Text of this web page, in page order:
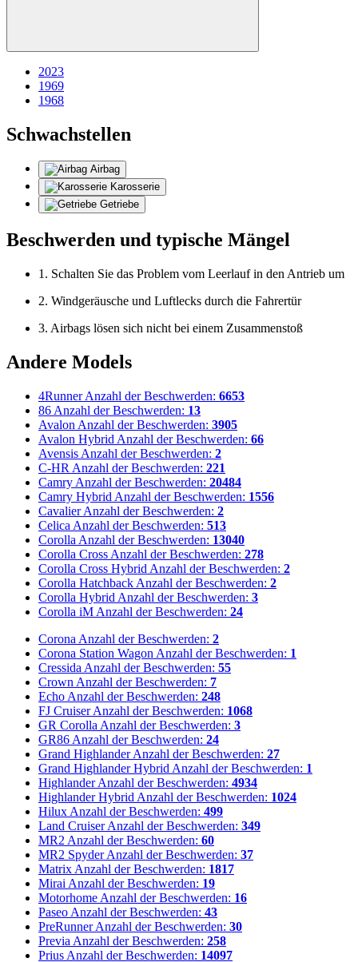
2023
1969
1968
Schwachstellen
Airbag
Karosserie
Getriebe
Beschwerden und typische Mängel
1. Schalten Sie das Problem vom Leerlauf in den Antrieb um
2. Windgeräusche und Luftlecks durch die Fahrertür
3. Airbags lösen sich nicht bei einem Zusammenstoß
Andere Models
4Runner Anzahl der Beschwerden: 6653
86 Anzahl der Beschwerden: 13
Avalon Anzahl der Beschwerden: 3905
Avalon Hybrid Anzahl der Beschwerden: 66
Avensis Anzahl der Beschwerden: 2
C-HR Anzahl der Beschwerden: 221
Camry Anzahl der Beschwerden: 20484
Camry Hybrid Anzahl der Beschwerden: 1556
Cavalier Anzahl der Beschwerden: 2
Celica Anzahl der Beschwerden: 513
Corolla Anzahl der Beschwerden: 13040
Corolla Cross Anzahl der Beschwerden: 278
Corolla Cross Hybrid Anzahl der Beschwerden: 2
Corolla Hatchback Anzahl der Beschwerden: 2
Corolla Hybrid Anzahl der Beschwerden: 3
Corolla iM Anzahl der Beschwerden: 24
Corona Anzahl der Beschwerden: 2
Corona Station Wagon Anzahl der Beschwerden: 1
Cressida Anzahl der Beschwerden: 55
Crown Anzahl der Beschwerden: 7
Echo Anzahl der Beschwerden: 248
FJ Cruiser Anzahl der Beschwerden: 1068
GR Corolla Anzahl der Beschwerden: 3
GR86 Anzahl der Beschwerden: 24
Grand Highlander Anzahl der Beschwerden: 27
Grand Highlander Hybrid Anzahl der Beschwerden: 1
Highlander Anzahl der Beschwerden: 4934
Highlander Hybrid Anzahl der Beschwerden: 1024
Hilux Anzahl der Beschwerden: 499
Land Cruiser Anzahl der Beschwerden: 349
MR2 Anzahl der Beschwerden: 60
MR2 Spyder Anzahl der Beschwerden: 37
Matrix Anzahl der Beschwerden: 1817
Mirai Anzahl der Beschwerden: 19
Motorhome Anzahl der Beschwerden: 16
Paseo Anzahl der Beschwerden: 43
PreRunner Anzahl der Beschwerden: 30
Previa Anzahl der Beschwerden: 258
Prius Anzahl der Beschwerden: 14097